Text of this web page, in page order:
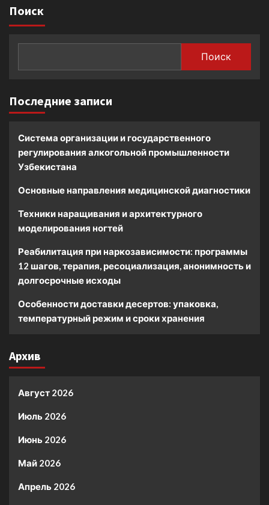
Поиск
Поиск
Последние записи
Система организации и государственного
регулирования алкогольной промышленности
Узбекистана
Основные направления медицинской диагностики
Техники наращивания и архитектурного
моделирования ногтей
Реабилитация при наркозависимости: программы
12 шагов, терапия, ресоциализация, анонимность и
долгосрочные исходы
Особенности доставки десертов: упаковка,
температурный режим и сроки хранения
Архив
Август 2026
Июль 2026
Июнь 2026
Май 2026
Апрель 2026